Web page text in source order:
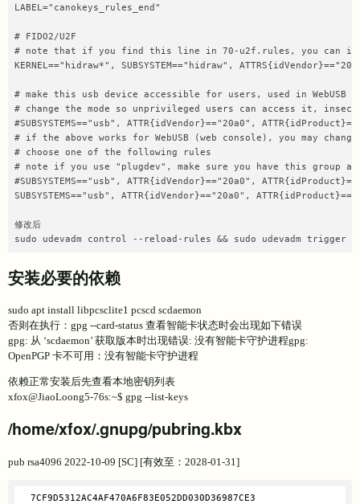
LABEL="canokeys_rules_end"
# FIDO2/U2F
# note that if you find this line in 70-u2f.rules, you can
KERNEL=="hidraw*", SUBSYSTEM=="hidraw",
# make this usb device accessible for users, used in WebUSB
# change the mode so unprivileged users can access it,
#SUBSYSTEMS=="usb", ATTR{idVendor}=="20a0",
# if the above works for WebUSB (web console), you may
# choose one of the following rules
# note if you use "plugdev", make sure you have this group
#SUBSYSTEMS=="usb", ATTR{idVendor}=="20a0",
SUBSYSTEMS=="usb", ATTR{idVendor}=="20a0",
修改后
sudo udevadm control --reload-rules && sudo udevadm trigger
安装必要的依赖
sudo apt install libpcsclite1 pcscd scdaemon
否则在执行：gpg --card-status 查看智能卡状态时会出现如下错误
gpg: 从 ‘scdaemon’ 获取版本时出现错误: 没有智能卡守护进程gpg:
OpenPGP 卡不可用：没有智能卡守护进程
依赖正常安装后先查看本地密钥列表
xfox@JiaoLoong5-76s:~$ gpg --list-keys
/home/xfox/.gnupg/pubring.kbx
pub rsa4096 2022-10-09 [SC] [有效至：2028-01-31]
  7CF9D5312AC4AF470A6F83E052DD030D36987CE3